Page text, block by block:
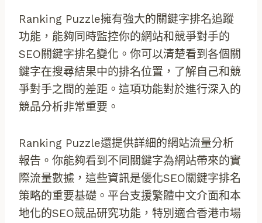
Ranking Puzzle擁有強大的關鍵字排名追蹤
功能，能夠同時監控你的網站和競爭對手的
SEO關鍵字排名變化。你可以清楚看到各個關
鍵字在搜尋結果中的排名位置，了解自己和競
爭對手之間的差距。這項功能對於進行深入的
競品分析非常重要。
Ranking Puzzle還提供詳細的網站流量分析
報告。你能夠看到不同關鍵字為網站帶來的實
際流量數據，這些資訊是優化SEO關鍵字排名
策略的重要基礎。平台支援繁體中文介面和本
地化的SEO競品研究功能，特別適合香港市場